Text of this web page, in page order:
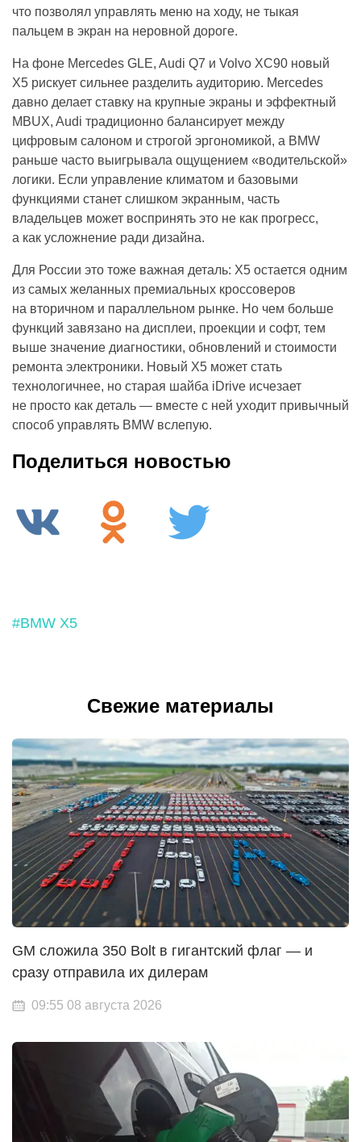
что позволял управлять меню на ходу, не тыкая
пальцем в экран на неровной дороге.
На фоне Mercedes GLE, Audi Q7 и Volvo XC90 новый
X5 рискует сильнее разделить аудиторию. Mercedes
давно делает ставку на крупные экраны и эффектный
MBUX, Audi традиционно балансирует между
цифровым салоном и строгой эргономикой, а BMW
раньше часто выигрывала ощущением «водительской»
логики. Если управление климатом и базовыми
функциями станет слишком экранным, часть
владельцев может воспринять это не как прогресс,
а как усложнение ради дизайна.
Для России это тоже важная деталь: X5 остается одним
из самых желанных премиальных кроссоверов
на вторичном и параллельном рынке. Но чем больше
функций завязано на дисплеи, проекции и софт, тем
выше значение диагностики, обновлений и стоимости
ремонта электроники. Новый X5 может стать
технологичнее, но старая шайба iDrive исчезает
не просто как деталь — вместе с ней уходит привычный
способ управлять BMW вслепую.
Поделиться новостью
#BMW X5
Свежие материалы
GM сложила 350 Bolt в гигантский флаг — и
сразу отправила их дилерам
09:55 08 августа 2026